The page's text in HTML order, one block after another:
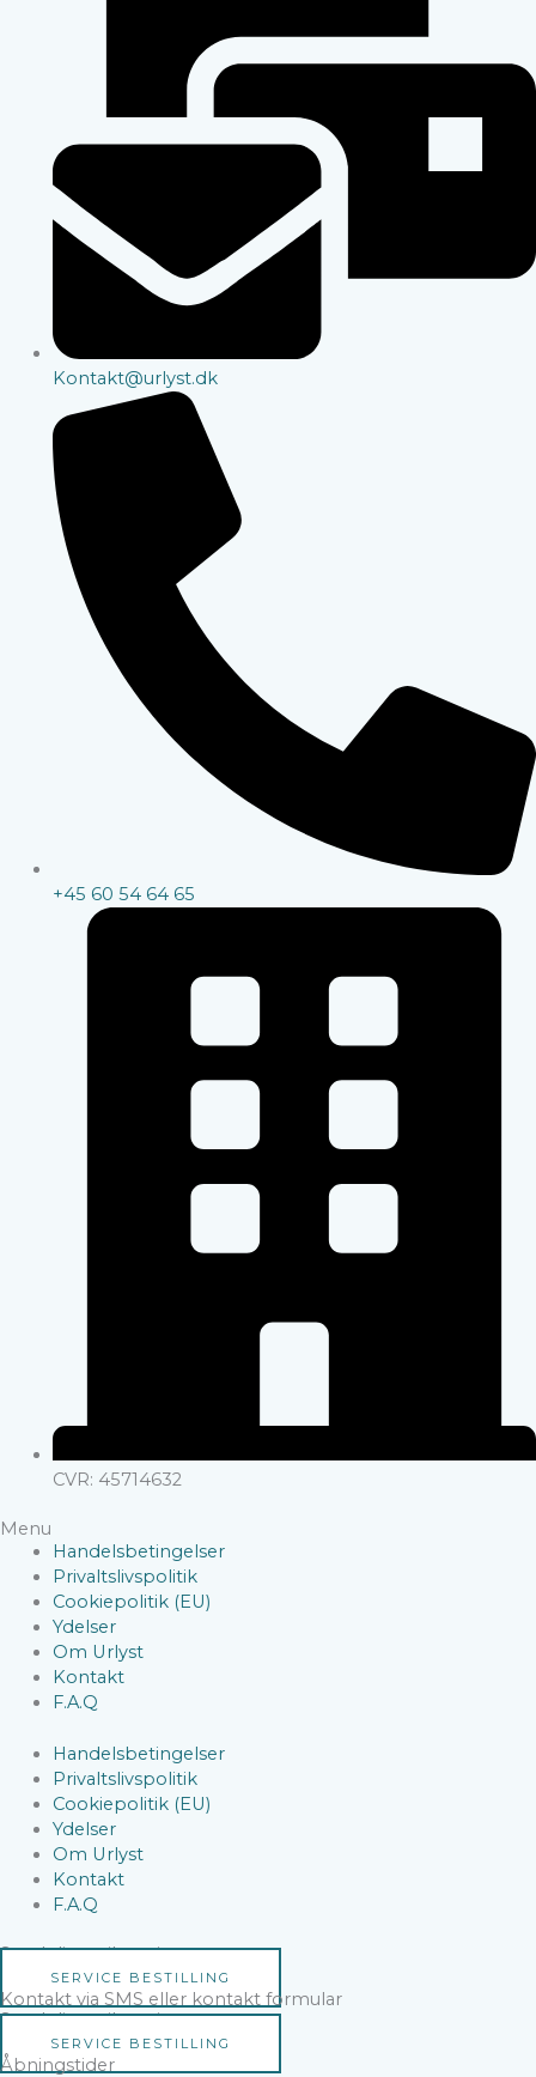
Kontakt@urlyst.dk
+45 60 54 64 65
CVR: 45714632
Menu
Handelsbetingelser
Privaltslivspolitik
Cookiepolitik (EU)
Ydelser
Om Urlyst
Kontakt
F.A.Q
Handelsbetingelser
Privaltslivspolitik
Cookiepolitik (EU)
Ydelser
Om Urlyst
Kontakt
F.A.Q
Send dit ur til service
SERVICE BESTILLING
Kontakt via SMS eller kontakt formular
Send dit ur til service
SERVICE BESTILLING
Åbningstider